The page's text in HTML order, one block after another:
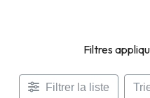
Filtres
Filtrer la liste